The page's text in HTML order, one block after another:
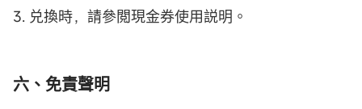
3. 兑換時，請參閲現金券使用説明。
六、免責聲明